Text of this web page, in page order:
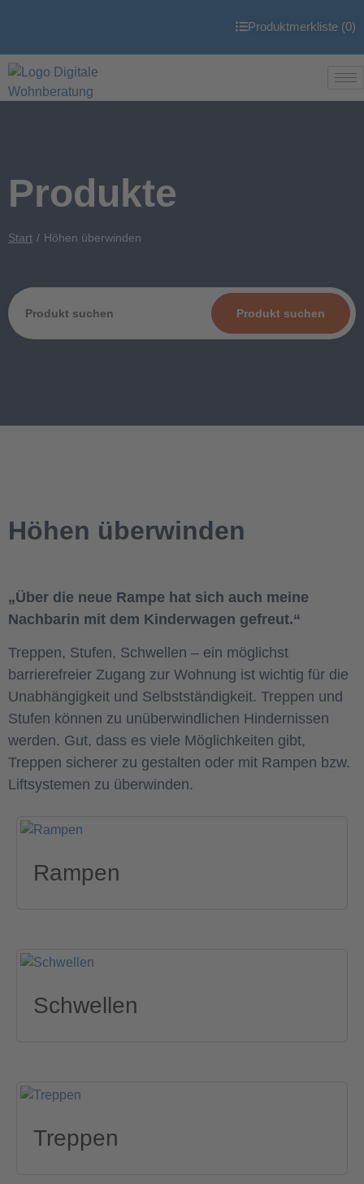
Produktmerkliste (0)
Produkte
Start Höhen überwinden
Produkt suchen
Höhen überwinden
„Über die neue Rampe hat sich auch meine
Nachbarin mit dem Kinderwagen gefreut.“
Treppen, Stufen, Schwellen – ein möglichst
barrierefreier Zugang zur Wohnung ist wichtig für die
Unabhängigkeit und Selbstständigkeit. Treppen und
Stufen können zu unüberwindlichen Hindernissen
werden. Gut, dass es viele Möglichkeiten gibt,
Treppen sicherer zu gestalten oder mit Rampen bzw.
Liftsystemen zu überwinden.
Rampen
Schwellen
Treppen